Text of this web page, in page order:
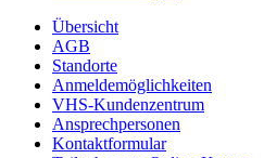
Übersicht
AGB
Standorte
Anmeldemöglichkeiten
VHS-Kundenzentrum
Ansprechpersonen
Kontaktformular